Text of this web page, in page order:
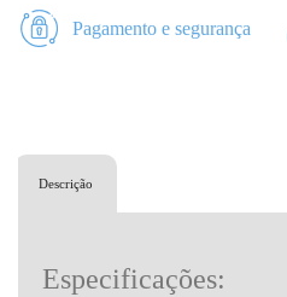
Pagamento e segurança
Descrição
Especificações: